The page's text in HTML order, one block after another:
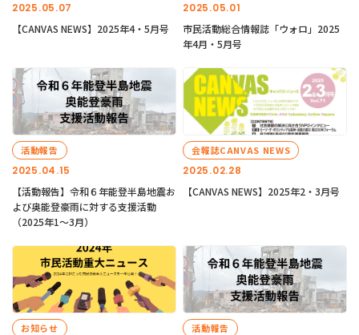
2025.05.07
【CANVAS NEWS】2025年4・5月号
2025.05.01
市民活動総合情報誌「ウォロ」2025
年4月・5月号
2025.04.15
活動報告
【活動報告】令和６年能登半島地震お
よび奥能登豪雨に対する支援活動
（2025年1〜3月）
2025.02.28
会報誌CANVAS NEWS
【CANVAS NEWS】2025年2・3月号
お知らせ 活動報告